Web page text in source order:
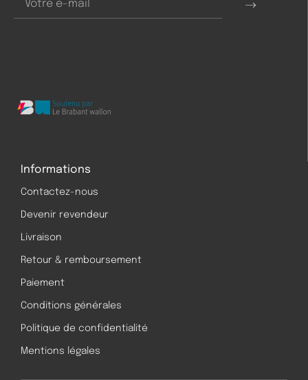
Informations
Contactez-nous
Devenir revendeur
Livraison
Retour & remboursement
Paiement
Conditions générales
Politique de confidentialité
Mentions légales